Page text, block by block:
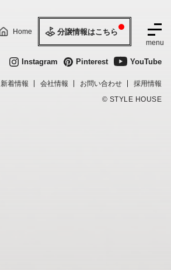
Home 分譲情報はこちら
menu
Instagram Pinterest YouTube
新着情報 会社情報 お問い合わせ
採用情報
© STYLE HOUSE